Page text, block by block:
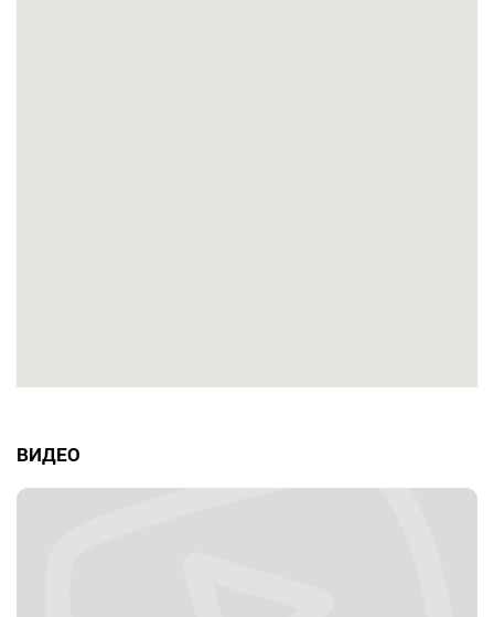
ВИДЕО